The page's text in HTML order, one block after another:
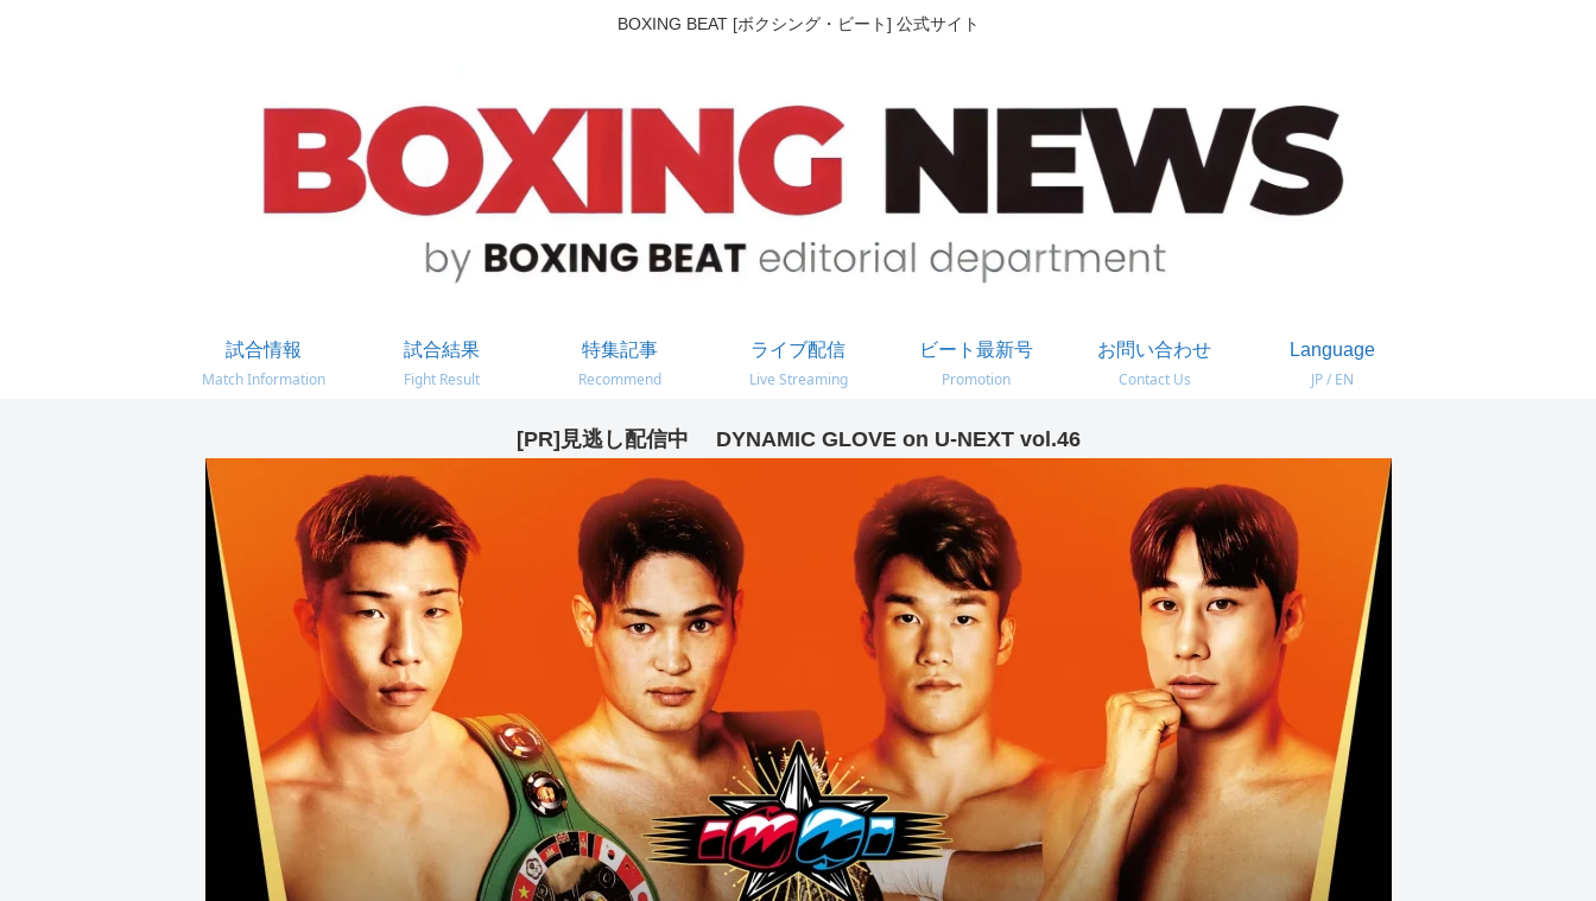
BOXING BEAT [ボクシング・ビート] 公式サイト
試合情報
Match Information
試合結果
Fight Result
特集記事
Recommend
ライブ配信
Live Streaming
ビート最新号
Promotion
お問い合わせ
Contact Us
Language
JP / EN
[PR]見逃し配信中 DYNAMIC GLOVE on U-NEXT vol.46